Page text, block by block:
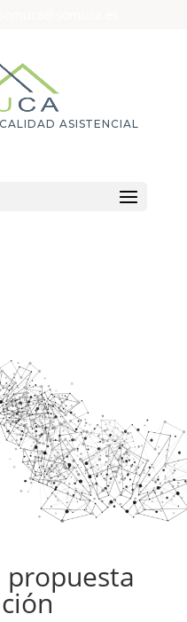
ASISTENCIAL
propuesta